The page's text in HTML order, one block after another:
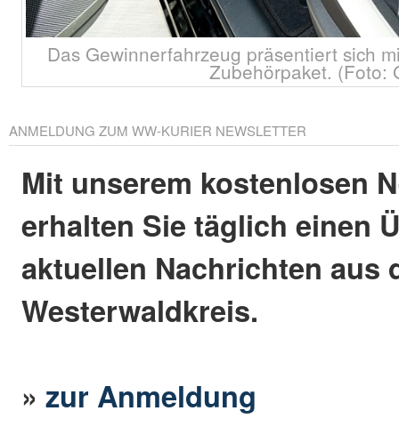
Das Gewinnerfahrzeug präsentiert sich
Zubehörpaket. (Foto:
ANMELDUNG ZUM WW-KURIER NEWSLETTER
Mit unserem kostenlosen
erhalten Sie täglich einen
aktuellen Nachrichten aus
Westerwaldkreis.
»zur Anmeldung